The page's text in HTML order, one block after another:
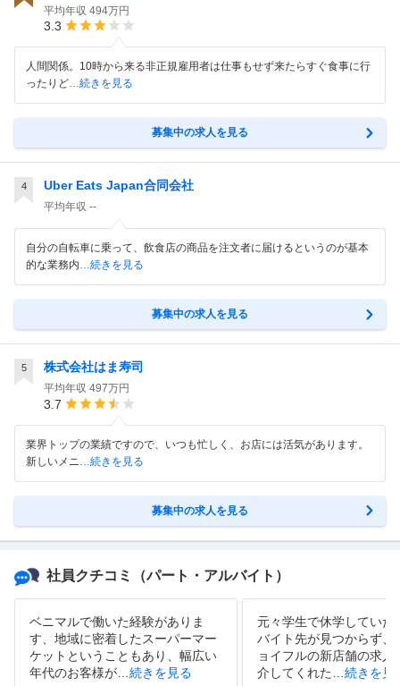
平均年収 494万円
3.3
人間関係。10時から来る非正規雇用者は仕事もせず来たらすぐ食事に行
ったりど…続きを見る
募集中の求人を見る
4 Uber Eats Japan合同会社
平均年収 --
自分の自転車に乗って、飲食店の商品を注文者に届けるというのが基本
的な業務内…続きを見る
募集中の求人を見る
5 株式会社はま寿司
平均年収 497万円
3.7
業界トップの業績ですので、いつも忙しく、お店には活気があります。
新しいメニ
…続きを見る
募集中の求人を見る
社員クチコミ （パート・アルバイト）
ベニマルで働いた経験がありま
す、地域に密着したスーパーマー
ケットということもあり、幅広い
年代のお客様が
続きを見る
元々学生で休学していた
バイト先が見つからず、
ョイフルの新店舗の求人
介してくれた
続きを見